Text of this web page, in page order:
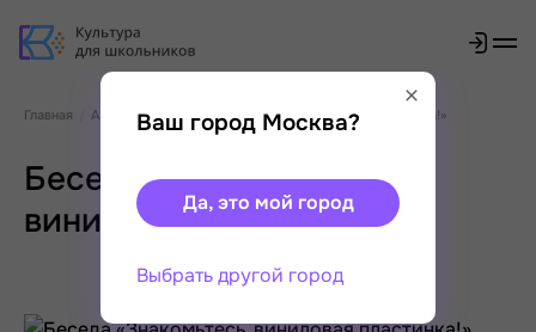
Главная Афиша Беседа «Знакомьтесь, виниловая пластинка!»
Беседа «Знакомьтесь,
виниловая пластинка!»
Ваш город Москва?
Да, это мой город
Выбрать другой город